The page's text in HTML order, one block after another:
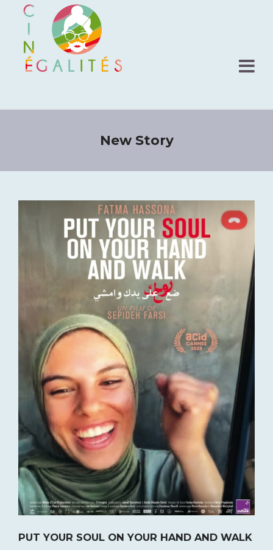
New Story
PUT YOUR SOUL ON YOUR HAND AND WALK